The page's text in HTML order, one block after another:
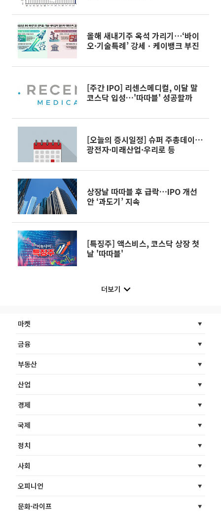
올해 새내기주 옥석 가리기⋯‘바이
오·기술특례’ 강세ㆍ케이뱅크 부진
[주간 IPO] 리센스메디컬, 이달 말
코스닥 입성…'따따블' 성공할까
[오늘의 증시일정] 슈퍼 주총데이⋯
광전자·미래산업·우리로 등
상장날 따따블 후 급락…IPO 개선
안 ‘과도기’ 지속
[특징주] 액스비스, 코스닥 상장 첫
날 '따따블'
더보기
마켓
금융
부동산
산업
경제
국제
정치
사회
오피니언
문화·라이프